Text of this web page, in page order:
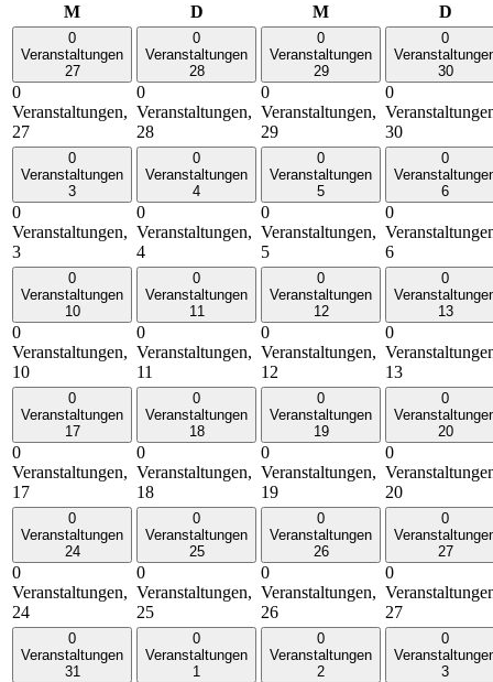
MMontag DDienstag MMittwoch D
0
Veranstaltungen
27
0
Veranstaltungen,
27
0
Veranstaltungen
28
0
Veranstaltungen,
28
0
Veranstaltungen
29
0
Veranstaltungen,
29
0
30
0
30
0
Veranstaltungen
3
0
Veranstaltungen,
3
0
Veranstaltungen
4
0
Veranstaltungen,
4
0
Veranstaltungen
5
0
Veranstaltungen,
5
0
6
0
6
0
Veranstaltungen
10
0
Veranstaltungen,
10
0
Veranstaltungen
11
0
Veranstaltungen,
11
0
Veranstaltungen
12
0
Veranstaltungen,
12
0
13
0
13
0
Veranstaltungen
17
0
Veranstaltungen,
17
0
Veranstaltungen
18
0
Veranstaltungen,
18
0
Veranstaltungen
19
0
Veranstaltungen,
19
0
20
0
20
0
Veranstaltungen
24
0
Veranstaltungen,
24
0
Veranstaltungen
25
0
Veranstaltungen,
25
0
Veranstaltungen
26
0
Veranstaltungen,
26
0
27
0
27
0
Veranstaltungen
31
0
Veranstaltungen
1
0
Veranstaltungen
2
0
3